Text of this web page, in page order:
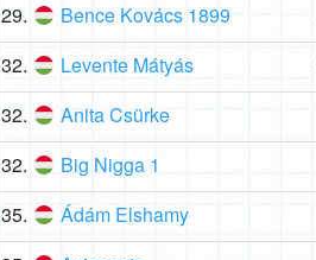
29. Bence Kovács 1899
32. Levente Mátyás
32. Anita Csürke
32. Big Nigga 1
35. Ádám Elshamy